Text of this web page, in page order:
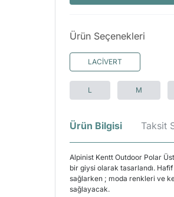
Ürün Seçenekleri
LACİVERT
L M
Ürün Bilgisi Taksit
Alpinist Kentt Outdoor Polar
bir giysi olarak tasarlandı.
sağlarken ; moda renkleri ve
sağlayacak.